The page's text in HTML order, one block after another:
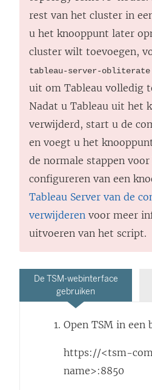
rest van het cluster in
u het knooppunt later
cluster wilt toevoegen,
tableau-server-obliterate
uit om Tableau volledig
Nadat u Tableau uit het
verwijderd, start u de
en voegt u het
de normale stappen
configureren van een
Tableau Server van de
verwijderen voor meer
uitvoeren van het script.
De TSM-webinterface
gebruiken
Open TSM in een
https://<tsm-
name>:8850